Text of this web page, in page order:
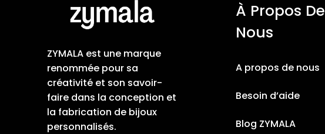
ZYMALA est une marque
renommée pour sa
créativité et son savoir-
faire dans la conception et
la fabrication de bijoux
personnalisés.
À Propos De
Nous
A propos de nous
Besoin d’aide
Blog ZYMALA